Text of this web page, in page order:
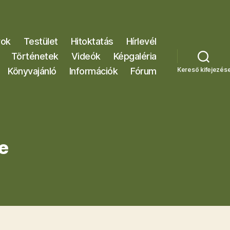
Testület Hitoktatás
Hírlevél
Történetek
Videók
Képgaléria
Könyvajánló
Információk Fórum Kereső